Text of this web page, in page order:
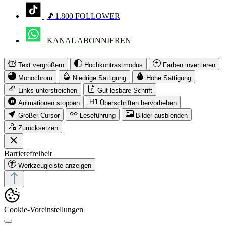
🎵1.800 FOLLOWER
KANAL ABONNIEREN
Text vergrößern Hochkontrastmodus
Farben invertieren
Monochrom
Niedrige Sättigung
Hohe Sättigung
Links unterstreichen
Gut lesbare Schrift
Animationen stoppen
Überschriften hervorheben
Großer Cursor
Leseführung
Bilder ausblenden
Zurücksetzen
Barrierefreiheit
Werkzeugleiste anzeigen
Cookie-Voreinstellungen